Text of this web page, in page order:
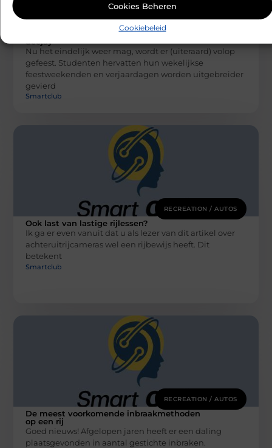
Cookies Beheren
Cookiebeleid
RECREATION / AUTOS
De voordelen van het inhuren van een
deejay
Nu het eindelijk weer mag, wordt er (uiteraard) volop
gefeest. Studenten hervatten hun wekelijkse
feestweekenden en verjaardagen worden uitgebreider
gevierd
Smartclub
RECREATION / AUTOS
Ook last van lastige rijlessen?
Ik ga er even vanuit dat u als lezer van dit artikel over
achteruitrijcameras wel een rijbewijs heeft. Dit
betekent
Smartclub
RECREATION / AUTOS
De meest voorkomende inbraakmethoden
op een rij
Goed nieuws! Afgelopen jaren heeft er een daling
plaatsgevonden in aantal gestichte inbraken.